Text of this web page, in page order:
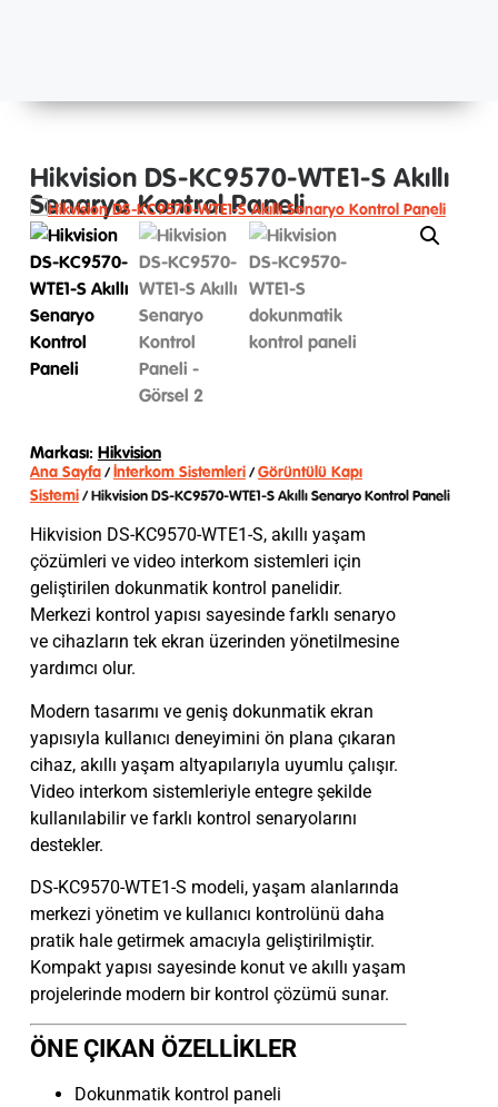
Hikvision DS-KC9570-WTE1-S Akıllı
Senaryo Kontrol Paneli
Markası: Hikvision
Ana Sayfa/İnterkom Sistemleri/Görüntülü Kapı
Sistemi/ Hikvision DS-KC9570-WTE1-S Akıllı Senaryo Kontrol Paneli
Hikvision DS-KC9570-WTE1-S, akıllı yaşam
çözümleri ve video interkom sistemleri için
geliştirilen dokunmatik kontrol panelidir.
Merkezi kontrol yapısı sayesinde farklı senaryo
ve cihazların tek ekran üzerinden yönetilmesine
yardımcı olur.
Modern tasarımı ve geniş dokunmatik ekran
yapısıyla kullanıcı deneyimini ön plana çıkaran
cihaz, akıllı yaşam altyapılarıyla uyumlu çalışır.
Video interkom sistemleriyle entegre şekilde
kullanılabilir ve farklı kontrol senaryolarını
destekler.
DS-KC9570-WTE1-S modeli, yaşam alanlarında
merkezi yönetim ve kullanıcı kontrolünü daha
pratik hale getirmek amacıyla geliştirilmiştir.
Kompakt yapısı sayesinde konut ve akıllı yaşam
projelerinde modern bir kontrol çözümü sunar.
ÖNE ÇIKAN ÖZELLİKLER
Dokunmatik kontrol paneli